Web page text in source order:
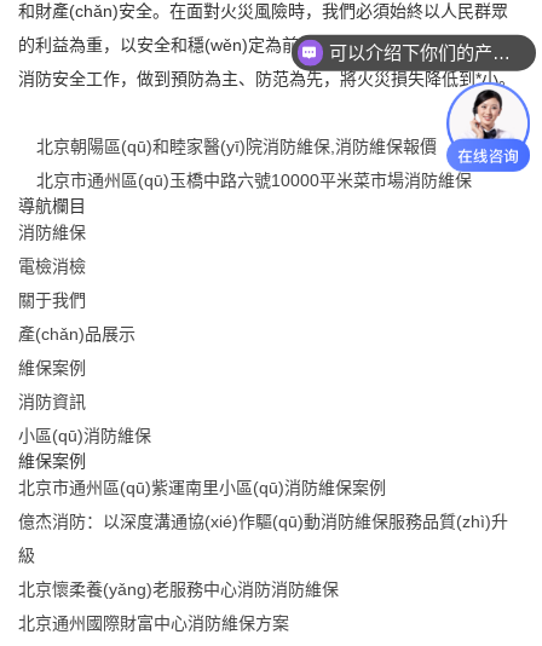
和財產(chǎn)安全。在面對火災風險時，我們必須始終以人民群眾
的利益為重，以安全和穩(wěn)定為前提，切實加強倉儲物流場所的
消防安全工作，做到預防為主、防范為先，將火災損失降低到*小。
北京朝陽區(qū)和睦家醫(yī)院消防維保,消防維保報價
北京市通州區(qū)玉橋中路六號10000平米菜市場消防維保
導航欄目
消防維保
電檢消檢
關于我們
產(chǎn)品展示
維保案例
消防資訊
小區(qū)消防維保
維保案例
北京市通州區(qū)紫運南里小區(qū)消防維保案例
億杰消防：以深度溝通協(xié)作驅(qū)動消防維保服務品質(zhì)升
級
北京懷柔養(yǎng)老服務中心消防消防維保
北京通州國際財富中心消防維保方案
可以介绍下你们的产品么？